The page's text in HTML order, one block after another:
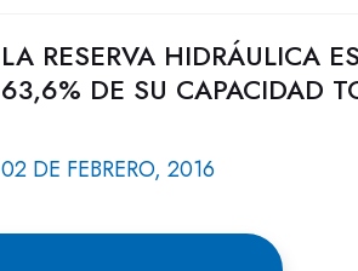
LA RESERVA HIDRÁULICA
63,6% DE SU CAPACIDAD
02 DE FEBRERO, 2016